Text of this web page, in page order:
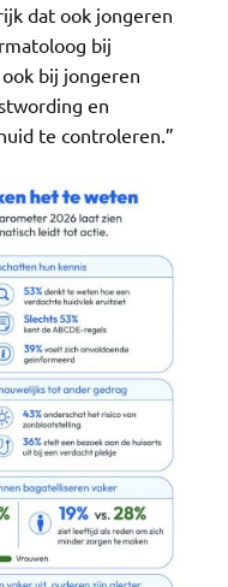
dat ook jongeren
bij
bij jongeren
en
te controleren.”